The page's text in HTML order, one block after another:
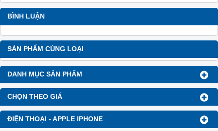
DANH MỤC SẢN PHẨM
CHỌN THEO GIÁ
ĐIỆN THOẠI - APPLE IPHONE
BÌNH LUẬN
SẢN PHẨM CÙNG LOẠI